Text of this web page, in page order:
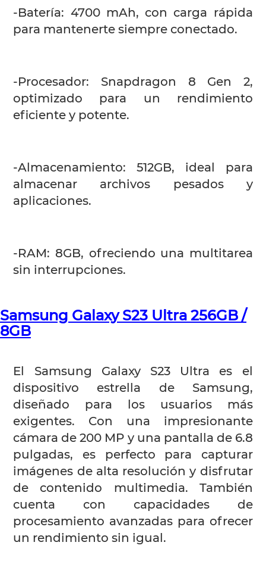
-Batería: 4700 mAh, con carga rápida
para mantenerte siempre conectado.
-Procesador: Snapdragon 8 Gen 2,
optimizado para un rendimiento
eficiente y potente.
-Almacenamiento: 512GB, ideal para
almacenar archivos pesados y
aplicaciones.
-RAM: 8GB, ofreciendo una multitarea
sin interrupciones.
Samsung Galaxy S23 Ultra 256GB /
8GB
El Samsung Galaxy S23 Ultra es el
dispositivo estrella de Samsung,
diseñado para los usuarios más
exigentes. Con una impresionante
cámara de 200 MP y una pantalla de 6.8
pulgadas, es perfecto para capturar
imágenes de alta resolución y disfrutar
de contenido multimedia. También
cuenta con capacidades de
procesamiento avanzadas para ofrecer
un rendimiento sin igual.